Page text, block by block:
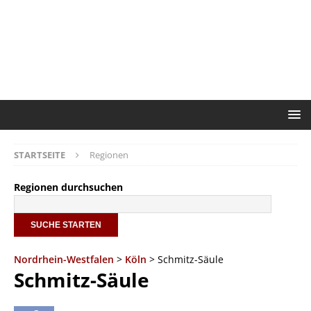
STARTSEITE Regionen
Regionen durchsuchen
Nordrhein-Westfalen > Köln > Schmitz-Säule
Schmitz-Säule